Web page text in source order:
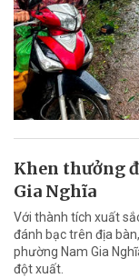
Khen thưởng
Gia Nghĩa
Với thành tích xuất
đánh bạc trên địa
phường Nam Gia
đột xuất.